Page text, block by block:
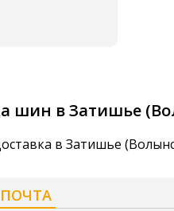
шин в Затишье
в Затишье